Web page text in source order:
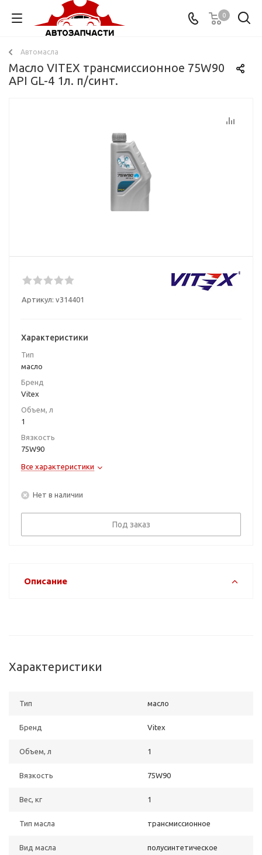
0
Автомасла
Масло VITEX трансмиссионное 75W90
API GL-4 1л. п/синт.
Артикул: v314401
Характеристики
Тип
масло
Бренд
Vitex
Объем, л
1
Вязкость
75W90
Все характеристики
Нет в наличии
Под заказ
Описание
Характеристики
Тип масло
Бренд Vitex
Объем, л 1
Вязкость 75W90
Вес, кг 1
Тип масла трансмиссионное
Вид масла полусинтетическое